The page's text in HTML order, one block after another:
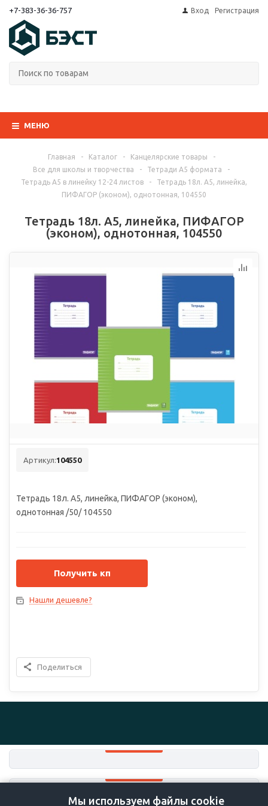
+7-383-36-36-757 Вход Регистрация
МЕНЮ
Главная - Каталог - Канцелярские товары
-
Все для школы и творчества
- Тетради А5 формата
-
Тетрадь А5 в линейку 12-24 листов
-
Тетрадь 18л. А5, линейка,
ПИФАГОР (эконом), однотонная, 104550
Тетрадь 18л. А5, линейка, ПИФАГОР
(эконом), однотонная, 104550
Артикул:104550
Тетрадь 18л. А5, линейка, ПИФАГОР (эконом),
однотонная /50/ 104550
Получить кп
Нашли дешевле?
Поделиться
Мы используем файлы cookie